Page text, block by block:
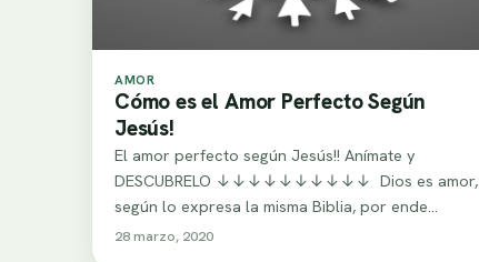
AMOR
Cómo es el Amor Perfecto Según
Jesús!
El amor perfecto según Jesús!! Anímate y
DESCUBRELO ↓↓↓↓↓↓↓↓↓↓ Dios es amor,
según lo expresa la misma Biblia, por ende
podemos decir…
28 marzo, 2020